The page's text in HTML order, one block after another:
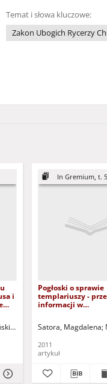
Temat i słowa kluczowe:
Zakon Ubogich Rycerzy
i
Dariusz - red. Nitschke,
In Gremium, t. 5
Pogłoski o sprawie
templariuszy -
informacji w
wieku = The
of information in
Europe societies at
century
Satora, Magdalena
2011
artykuł